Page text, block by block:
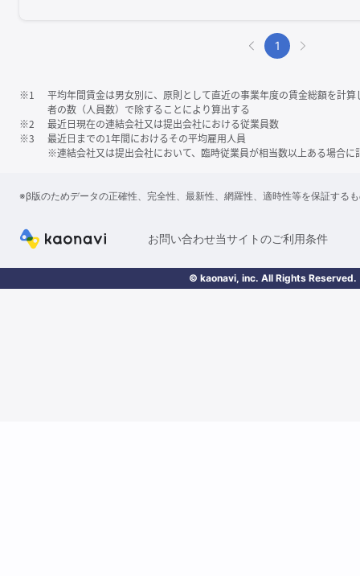
1
※1
平均年間賃金は男女別に、原則として直近の事業年度の賃金総額を計
者の数（人員数）で除することにより算出する
※2
最近日現在の連結会社又は提出会社における従業員数
※3
最近日までの1年間におけるその平均雇用人員
※連結会社又は提出会社において、臨時従業員が相当数以上ある場合に
※β版のためデータの正確性、完全性、最新性、網羅性、適時性等を保証する
お問い合わせ当サイトのご利用条件
© kaonavi, inc. All Rights Reserved.